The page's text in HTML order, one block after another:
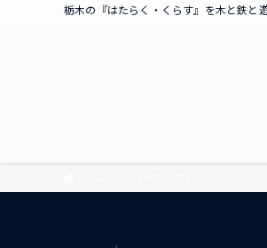
栃木の『はたらく・くらす』を木と鉄と